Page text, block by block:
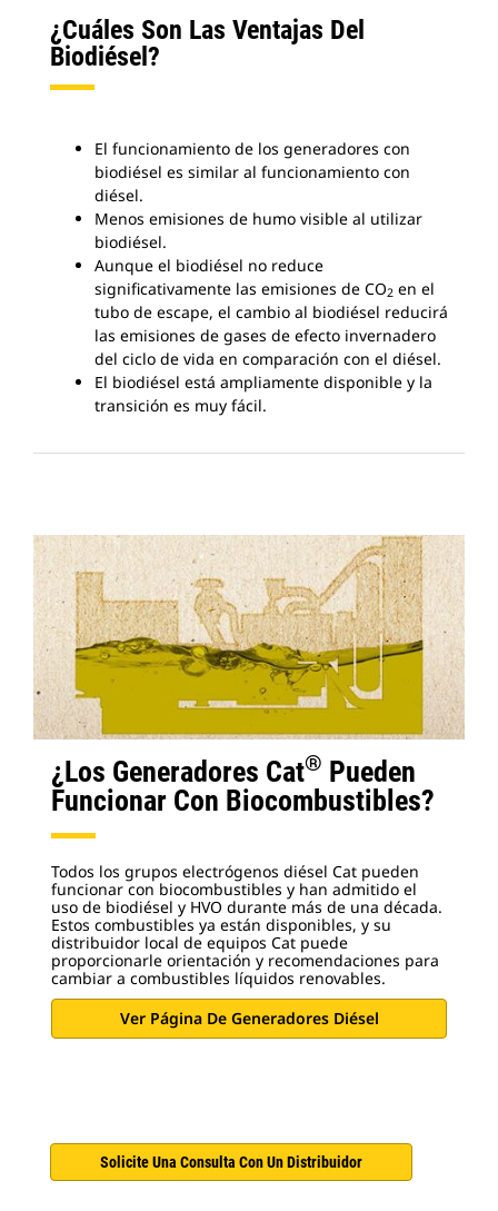
¿Cuáles Son Las Ventajas Del
Biodiésel?
El funcionamiento de los generadores con
biodiésel es similar al funcionamiento con
diésel.
Menos emisiones de humo visible al utilizar
biodiésel.
Aunque el biodiésel no reduce
significativamente las emisiones de CO2 en el
tubo de escape, el cambio al biodiésel reducirá
las emisiones de gases de efecto invernadero
del ciclo de vida en comparación con el diésel.
El biodiésel está ampliamente disponible y la
transición es muy fácil.
¿Los Generadores Cat® Pueden
Funcionar Con Biocombustibles?
Todos los grupos electrógenos diésel Cat pueden
funcionar con biocombustibles y han admitido el
uso de biodiésel y HVO durante más de una década.
Estos combustibles ya están disponibles, y su
distribuidor local de equipos Cat puede
proporcionarle orientación y recomendaciones para
cambiar a combustibles líquidos renovables.
Ver Página De Generadores Diésel
Solicite Una Consulta Con Un Distribuidor